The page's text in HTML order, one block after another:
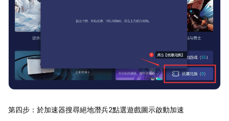
第四步：於加速器搜尋絕地潛兵2點選遊戲圖示啟動加速